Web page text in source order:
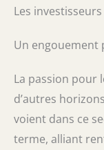
Les
Un engouement
La passion pour
d’autres
voient dans ce
terme, alliant